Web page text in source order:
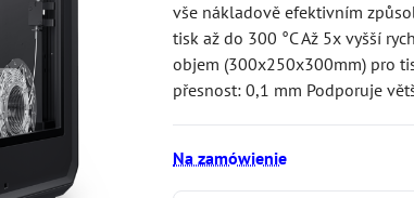
vše nákladově efektivním
tisk až do 300 °C Až 5x vyšší
objem (300x250x300mm) pro
přesnost: 0,1 mm Podporuje
Na zamówienie